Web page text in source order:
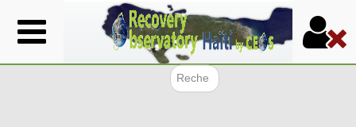
Aller
au
contenu